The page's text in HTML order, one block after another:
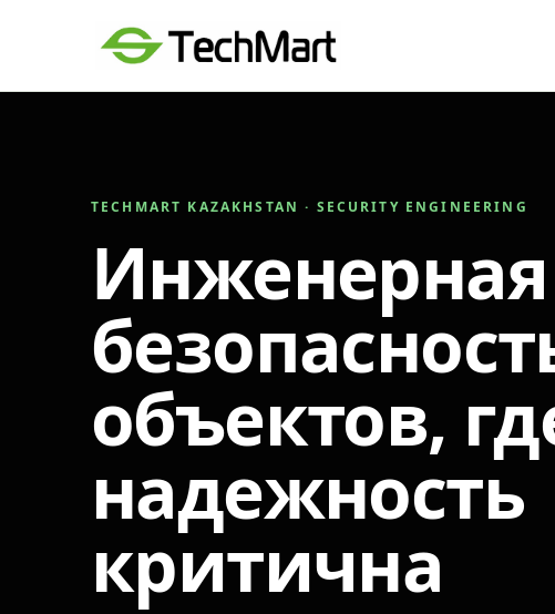
TECHMART KAZAKHSTAN · SECURITY ENGINEERING
Инженерная
объектов,
надежность
критична